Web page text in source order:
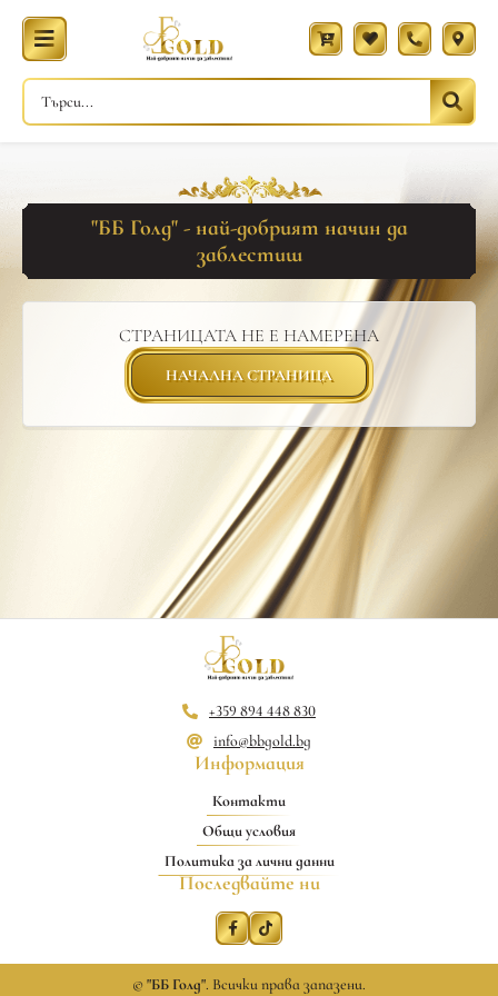
"ББ Голд" - най-добрият начин да
заблестиш
СТРАНИЦАТА НЕ Е НАМЕРЕНА
НАЧАЛНА СТРАНИЦА
+359 894 448 830
info@bbgold.bg
Информация
Контакти
Общи условия
Политика за лични данни
Последвайте ни
©"ББ Голд". Всички права запазени.